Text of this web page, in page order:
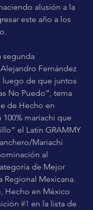
alusión a la
este año a los
segunda
Fernández
luego de que juntos
No Puedo”, tema
de Hecho en
mariachi que
el Latin GRAMMY
Mariachi
al
de Mejor
Regional Mexicana.
Hecho en México
#1 en la lista de